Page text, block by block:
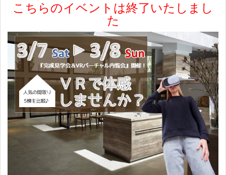
こちらのイベントは終了いたしまし
た